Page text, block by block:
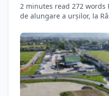
2 minutes read 272
de alungare a urșilor, la